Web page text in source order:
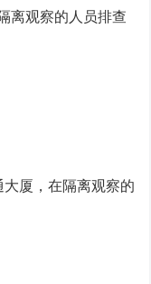
离观察的人员排查
厦，在隔离观察的